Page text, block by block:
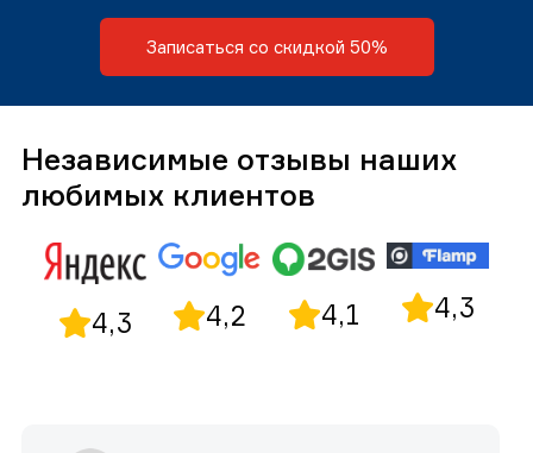
Записаться со скидкой 50%
Независимые отзывы наших
любимых клиентов
4,3 4,2 4,1 4,3